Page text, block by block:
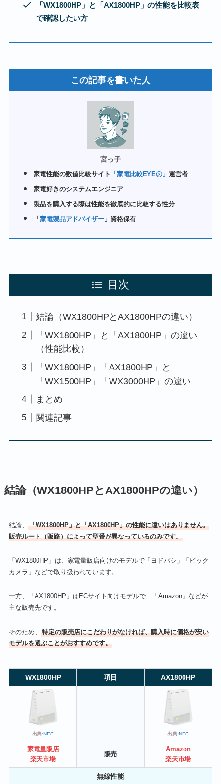
「WX1800HP」と 「AX1800HP」 の性能を比較表
で確認したい方
この記事を書いた人
宮っ子
家電性能の数値比較サイト 「家電比較EYE㋱」運営者
家電好きのシステムエンジニア
製品を購入する際は性能を徹底的に比較する性分
「家電製品アドバイザー 」資格保有
目次
結論（WX1800HPとAX1800HPの違い）
「WX1800HP」と「AX1800HP」の違い
（性能比較）
「WX1800HP」「AX1800HP」と
「WX1500HP」「WX3000HP」の違い
まとめ
関連記事
結論（WX1800HPとAX1800HPの違い）
結論、
「‎WX1800HP」と「AX1800HP」の性能に違いはありません。
販売ルート（販路）によって型番が異なっているのみです。
「WX1800HP」は、家電量販店向けのモデルで「ヨドバシ」「ビック
カメラ」などで取り扱われています。
一方、「AX1800HP」はECサイト向けモデルで、「Amazon」などが
主な販売先です。
そのため、
特定の販売店にこだわりがなければ、購入時に価格が安い
モデルを選ぶことがおすすめです。
WX1800HP 項目 AX1800HP
出典:NEC 出典:NEC
家電量販店
楽天市場
販売
Amazon
楽天市場
無線性能